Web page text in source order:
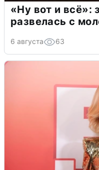
«Ну вот и всё»:
развелась с
6 августа 63